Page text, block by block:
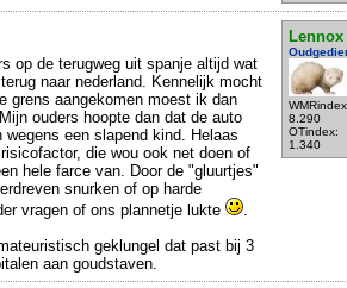
Lennox
8.290
OTindex:
1.340
op de terugweg uit spanje altijd wat
naar nederland. Kennelijk mocht
grens aangekomen moest ik dan
ouders hoopte dan dat de auto
een slapend kind. Helaas
die wou ook net doen of
hele farce van. Door de "gluurtjes"
snurken of op harde
vragen of ons plannetje lukte
.
geklungel dat past bij 3
aan goudstaven.